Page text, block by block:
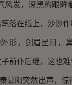
发，深黑的眼眸
落在纸上，沙沙作
，剑眉星目，
前仆后继，这也难
阳突然出声，惊